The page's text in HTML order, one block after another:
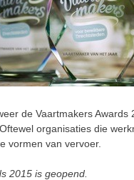
de Vaartmakers
organisaties die
vormen van vervoer.
2015 is geopend.